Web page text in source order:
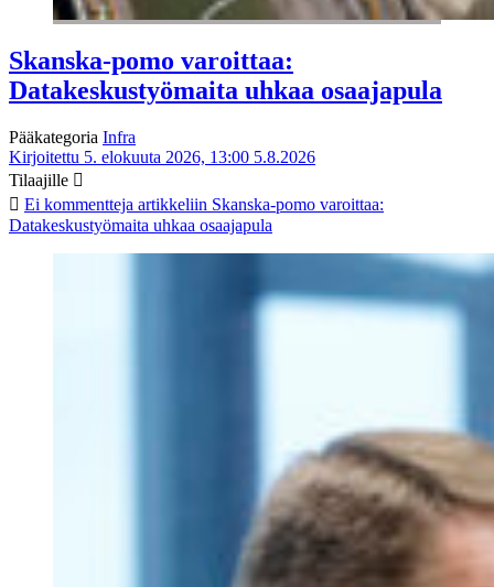
Skanska-pomo varoittaa:
Datakeskustyömaita uhkaa osaajapula
Pääkategoria Infra
Kirjoitettu 5. elokuuta 2026, 13:00 5.8.2026
Tilaajille
Ei kommentteja artikkeliin Skanska-pomo varoittaa:
Datakeskustyömaita uhkaa osaajapula